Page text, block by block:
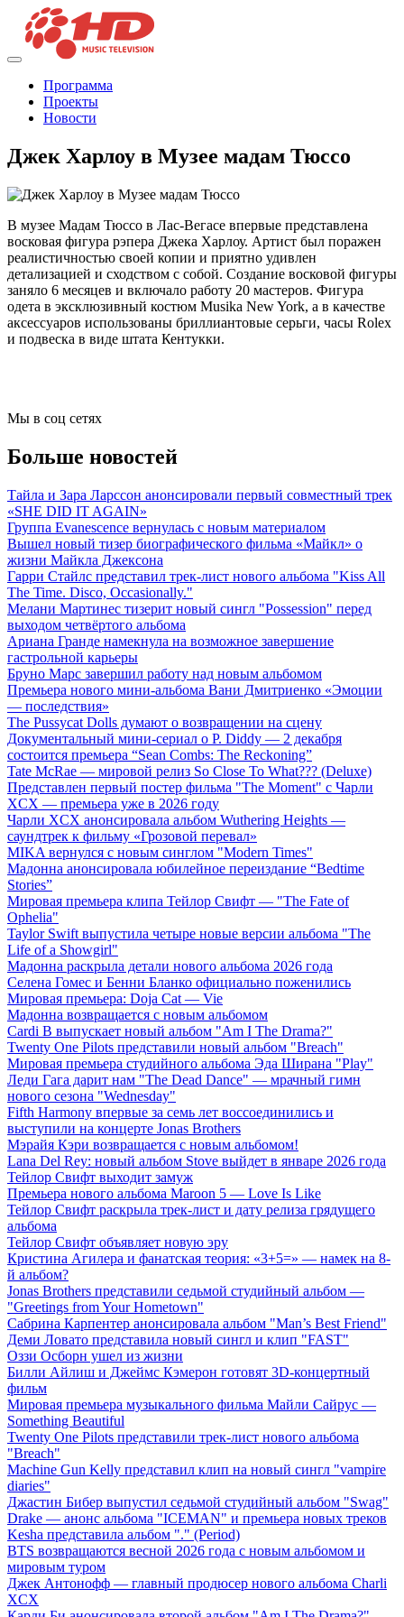
Программа
Проекты
Новости
Джек Харлоу в Музее мадам Тюссо
В музее Мадам Тюссо в Лас-Вегасе впервые представлена
восковая фигура рэпера Джека Харлоу. Артист был поражен
реалистичностью своей копии и приятно удивлен
детализацией и сходством с собой. Создание восковой фигуры
заняло 6 месяцев и включало работу 20 мастеров. Фигура
одета в эксклюзивный костюм Musika New York, а в качестве
аксессуаров использованы бриллиантовые серьги, часы Rolex
и подвеска в виде штата Кентукки.
Мы в соц сетях
Больше новостей
Тайла и Зара Ларссон анонсировали первый совместный трек
«SHE DID IT AGAIN»
Группа Evanescence вернулась с новым материалом
Вышел новый тизер биографического фильма «Майкл» о
жизни Майкла Джексона
Гарри Стайлс представил трек-лист нового альбома "Kiss All
The Time. Disco, Occasionally."
Мелани Мартинес тизерит новый сингл "Possession" перед
выходом четвёртого альбома
Ариана Гранде намекнула на возможное завершение
гастрольной карьеры
Бруно Марс завершил работу над новым альбомом
Премьера нового мини-альбома Вани Дмитриенко «Эмоции
— последствия»
The Pussycat Dolls думают о возвращении на сцену
Документальный мини-сериал о P. Diddy — 2 декабря
состоится премьера “Sean Combs: The Reckoning”
Tate McRae — мировой релиз So Close To What??? (Deluxe)
Представлен первый постер фильма "The Moment" с Чарли
XCX — премьера уже в 2026 году
Чарли XCX анонсировала альбом Wuthering Heights —
саундтрек к фильму «Грозовой перевал»
MIKA вернулся с новым синглом "Modern Times"
Мадонна анонсировала юбилейное переиздание “Bedtime
Stories”
Мировая премьера клипа Тейлор Свифт — "The Fate of
Ophelia"
Taylor Swift выпустила четыре новые версии альбома "The
Life of a Showgirl"
Мадонна раскрыла детали нового альбома 2026 года
Селена Гомес и Бенни Бланко официально поженились
Мировая премьера: Doja Cat — Vie
Мадонна возвращается с новым альбомом
Cardi B выпускает новый альбом "Am I The Drama?"
Twenty One Pilots представили новый альбом "Breach"
Мировая премьера студийного альбома Эда Ширана "Play"
Леди Гага дарит нам "The Dead Dance" — мрачный гимн
нового сезона "Wednesday"
Fifth Harmony впервые за семь лет воссоединились и
выступили на концерте Jonas Brothers
Мэрайя Кэри возвращается с новым альбомом!
Lana Del Rey: новый альбом Stove выйдет в январе 2026 года
Тейлор Свифт выходит замуж
Премьера нового альбома Maroon 5 — Love Is Like
Тейлор Свифт раскрыла трек-лист и дату релиза грядущего
альбома
Тейлор Свифт объявляет новую эру
Кристина Агилера и фанатская теория: «3+5=» — намек на 8-
й альбом?
Jonas Brothers представили седьмой студийный альбом —
"Greetings from Your Hometown"
Сабрина Карпентер анонсировала альбом "Man’s Best Friend"
Деми Ловато представила новый сингл и клип "FAST"
Оззи Осборн ушел из жизни
Билли Айлиш и Джеймс Кэмерон готовят 3D-концертный
фильм
Мировая премьера музыкального фильма Майли Сайрус —
Something Beautiful
Twenty One Pilots представили трек-лист нового альбома
"Breach"
Machine Gun Kelly представил клип на новый сингл "vampire
diaries"
Джастин Бибер выпустил седьмой студийный альбом "Swag"
Drake — анонс альбома "ICEMAN" и премьера новых треков
Kesha представила альбом "." (Period)
BTS возвращаются весной 2026 года с новым альбомом и
мировым туром
Джек Антонофф — главный продюсер нового альбома Charli
XCX